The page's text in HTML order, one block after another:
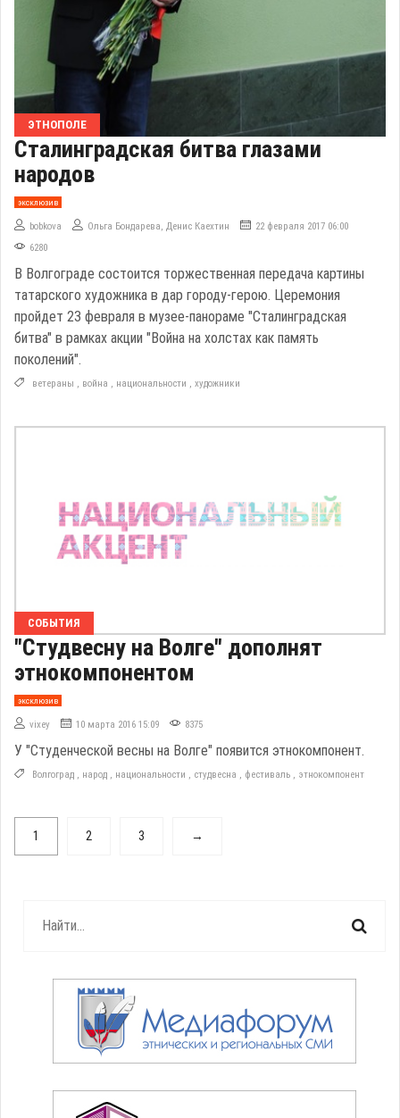
ЭТНОПОЛЕ
Сталинградская битва глазами
народов
эксклюзив
bobkova Ольга Бондарева, Денис Каехтин
22 февраля 2017 06:00
6280
В Волгограде состоится торжественная передача картины
татарского художника в дар городу-герою. Церемония
пройдет 23 февраля в музее-панораме "Сталинградская
битва" в рамках акции "Война на холстах как память
поколений".
ветераны , война , национальности , художники
СОБЫТИЯ
"Студвесну на Волге" дополнят
этнокомпонентом
эксклюзив
vixey 10 марта 2016 15:09 8375
У "Студенческой весны на Волге" появится этнокомпонент.
Волгоград , народ , национальности , студвесна , фестиваль , этнокомпонент
1 2 3 →